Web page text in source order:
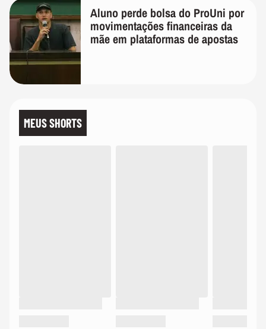
Aluno perde bolsa do ProUni por
movimentações financeiras da
mãe em plataformas de apostas
MEUS SHORTS